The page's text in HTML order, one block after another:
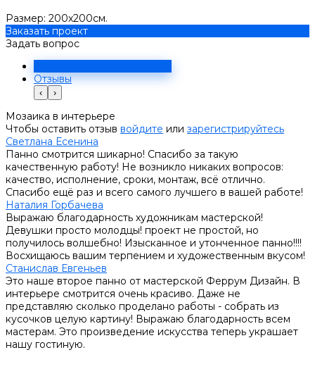
Размер: 200х200см.
Заказать проект
Задать вопрос
Отзывы
‹ ›
Мозаика в интерьере
Чтобы оставить отзыв войдите или зарегистрируйтесь
Светлана Есенина
Панно смотрится шикарно! Спасибо за такую
качественную работу! Не возникло никаких вопросов:
качество, исполнение, сроки, монтаж, всё отлично.
Спасибо ещё раз и всего самого лучшего в вашей работе!
Наталия Горбачева
Выражаю благодарность художникам мастерской!
Девушки просто молодцы! проект не простой, но
получилось волшебно! Изысканное и утонченное панно!!!!
Восхищаюсь вашим терпением и художественным вкусом!
Станислав Евгеньев
Это наше второе панно от мастерской Феррум Дизайн. В
интерьере смотрится очень красиво. Даже не
представляю сколько проделано работы - собрать из
кусочков целую картину! Выражаю благодарность всем
мастерам. Это произведение искусства теперь украшает
нашу гостиную.